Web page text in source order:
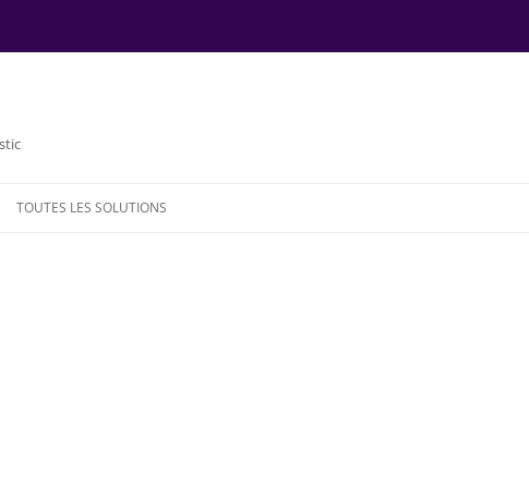
TOUTES LES SOLUTIONS